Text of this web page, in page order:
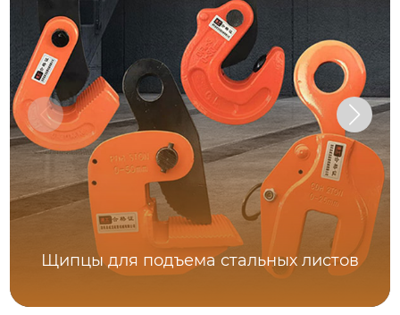
Щипцы для подъема стальных листов